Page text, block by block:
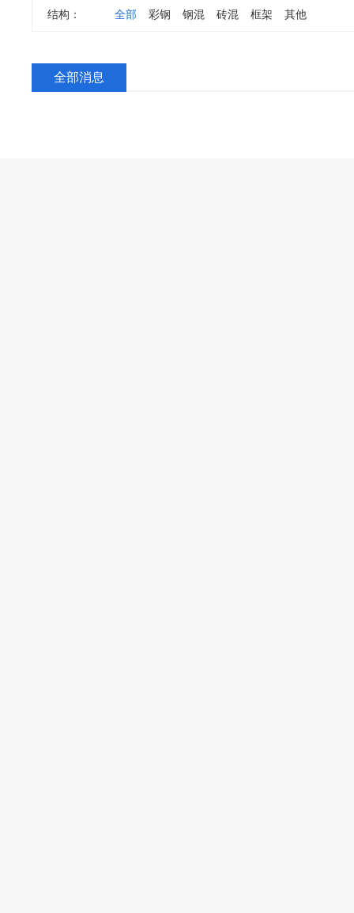
结构： 全部 彩钢 钢混 砖混 框架 其他
全部消息